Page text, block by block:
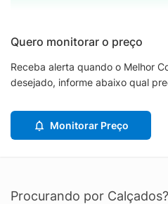
Quero monitorar o preço
Receba alerta quando o Melhor
desejado, informe abaixo qual
Monitorar Preço
Procurando por Calçados?